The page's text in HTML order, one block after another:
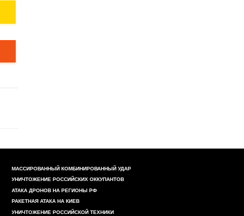
МАССИРОВАННЫЙ КОМБИНИРОВАННЫЙ УДАР
УНИЧТОЖЕНИЕ РОССИЙСКИХ ОККУПАНТОВ
АТАКА ДРОНОВ НА РЕГИОНЫ РФ
РАКЕТНАЯ АТАКА НА КИЕВ
УНИЧТОЖЕНИЕ РОССИЙСКОЙ ТЕХНИКИ